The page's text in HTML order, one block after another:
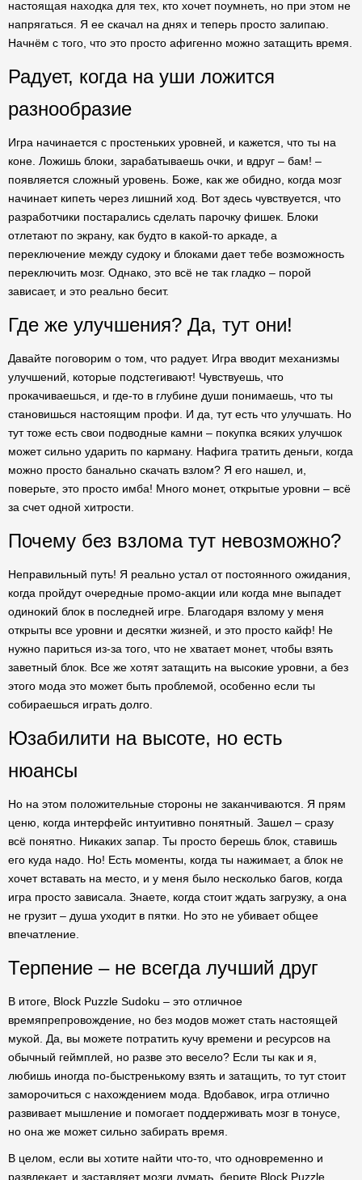
настоящая находка для тех, кто хочет поумнеть, но при этом не
напрягаться. Я ее скачал на днях и теперь просто залипаю.
Начнём с того, что это просто афигенно можно затащить время.
Радует, когда на уши ложится
разнообразие
Игра начинается с простеньких уровней, и кажется, что ты на
коне. Ложишь блоки, зарабатываешь очки, и вдруг – бам! –
появляется сложный уровень. Боже, как же обидно, когда мозг
начинает кипеть через лишний ход. Вот здесь чувствуется, что
разработчики постарались сделать парочку фишек. Блоки
отлетают по экрану, как будто в какой-то аркаде, а
переключение между судоку и блоками дает тебе возможность
переключить мозг. Однако, это всё не так гладко – порой
зависает, и это реально бесит.
Где же улучшения? Да, тут они!
Давайте поговорим о том, что радует. Игра вводит механизмы
улучшений, которые подстегивают! Чувствуешь, что
прокачиваешься, и где-то в глубине души понимаешь, что ты
становишься настоящим профи. И да, тут есть что улучшать. Но
тут тоже есть свои подводные камни – покупка всяких улучшок
может сильно ударить по карману. Нафига тратить деньги, когда
можно просто банально скачать взлом? Я его нашел, и,
поверьте, это просто имба! Много монет, открытые уровни – всё
за счет одной хитрости.
Почему без взлома тут невозможно?
Неправильный путь! Я реально устал от постоянного ожидания,
когда пройдут очередные промо-акции или когда мне выпадет
одинокий блок в последней игре. Благодаря взлому у меня
открыты все уровни и десятки жизней, и это просто кайф! Не
нужно париться из-за того, что не хватает монет, чтобы взять
заветный блок. Все же хотят затащить на высокие уровни, а без
этого мода это может быть проблемой, особенно если ты
собираешься играть долго.
Юзабилити на высоте, но есть
нюансы
Но на этом положительные стороны не заканчиваются. Я прям
ценю, когда интерфейс интуитивно понятный. Зашел – сразу
всё понятно. Никаких запар. Ты просто берешь блок, ставишь
его куда надо. Но! Есть моменты, когда ты нажимает, а блок не
хочет вставать на место, и у меня было несколько багов, когда
игра просто зависала. Знаете, когда стоит ждать загрузку, а она
не грузит – душа уходит в пятки. Но это не убивает общее
впечатление.
Терпение – не всегда лучший друг
В итоге, Block Puzzle Sudoku – это отличное
времяпрепровождение, но без модов может стать настоящей
мукой. Да, вы можете потратить кучу времени и ресурсов на
обычный геймплей, но разве это весело? Если ты как и я,
любишь иногда по-быстренькому взять и затащить, то тут стоит
заморочиться с нахождением мода. Вдобавок, игра отлично
развивает мышление и помогает поддерживать мозг в тонусе,
но она же может сильно забирать время.
В целом, если вы хотите найти что-то, что одновременно и
развлекает, и заставляет мозги думать, берите Block Puzzle